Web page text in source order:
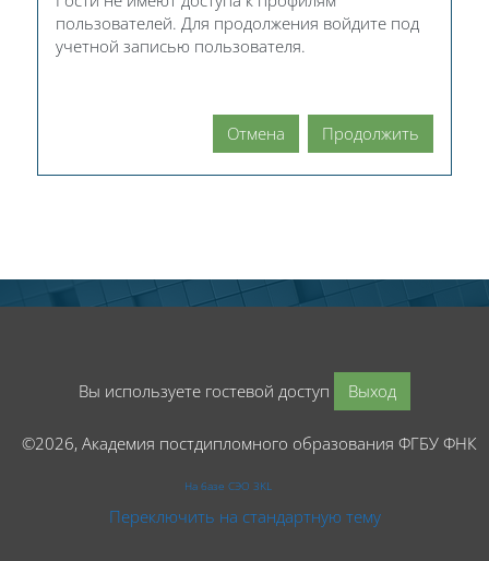
пользователей. Для продолжения войдите под
учетной записью пользователя.
Отмена Продолжить
Вы используете гостевой доступ Выход
©2026, Академия постдипломного образования ФГБУ
На базе СЭО 3KL
Переключить на стандартную тему